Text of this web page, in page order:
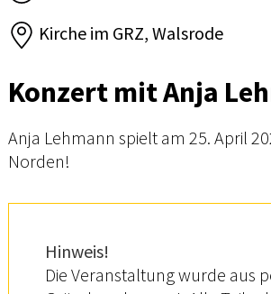
Kirche im GRZ, Walsrode
Konzert mit Anja
Anja Lehmann spielt am 25. April
Norden!
Hinweis!
Die Veranstaltung wurde aus